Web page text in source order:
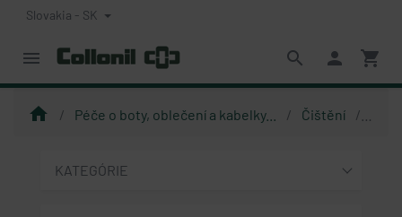
Slovakia - SK
menu search person shopping_cart
home Péče o boty, oblečení a kabelky... Čištění
KATEGÓRIE